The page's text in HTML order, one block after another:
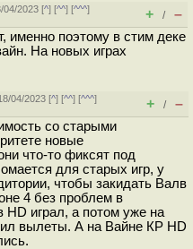
04/2023 [^] [^^] [^^^]
+ / –
именно поэтому в стим деке
На новых играх
04/2023 [^] [^^] [^^^]
+ / –
со старыми
новые
что-то фиксят под
для старых игр, у
чтобы закидать Валв
4 без проблем в
HD играл, а потом уже на
вылеты. А на Вайне КР HD